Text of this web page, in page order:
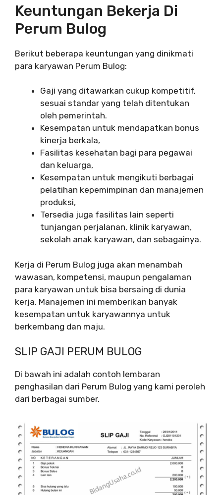
Keuntungan Bekerja Di
Perum Bulog
Berikut beberapa keuntungan yang dinikmati
para karyawan Perum Bulog:
Gaji yang ditawarkan cukup kompetitif,
sesuai standar yang telah ditentukan
oleh pemerintah.
Kesempatan untuk mendapatkan bonus
kinerja berkala,
Fasilitas kesehatan bagi para pegawai
dan keluarga,
Kesempatan untuk mengikuti berbagai
pelatihan kepemimpinan dan manajemen
produksi,
Tersedia juga fasilitas lain seperti
tunjangan perjalanan, klinik karyawan,
sekolah anak karyawan, dan sebagainya.
Kerja di Perum Bulog juga akan menambah
wawasan, kompetensi, maupun pengalaman
para karyawan untuk bisa bersaing di dunia
kerja. Manajemen ini memberikan banyak
kesempatan untuk karyawannya untuk
berkembang dan maju.
SLIP GAJI PERUM BULOG
Di bawah ini adalah contoh lembaran
penghasilan dari Perum Bulog yang kami peroleh
dari berbagai sumber.